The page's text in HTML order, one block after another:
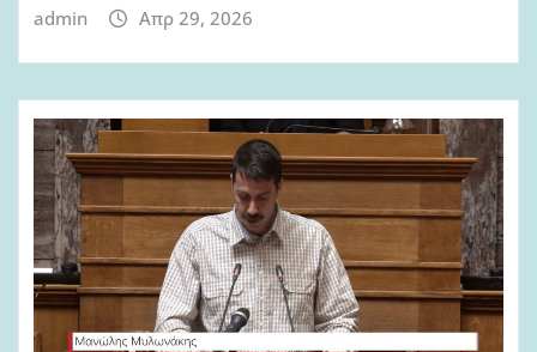
admin Απρ 29, 2026